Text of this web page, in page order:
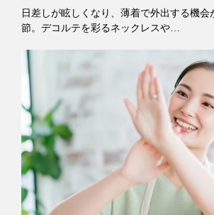
日差しが眩しくなり、薄着で外出する機会
節。デコルテを彩るネックレスや…